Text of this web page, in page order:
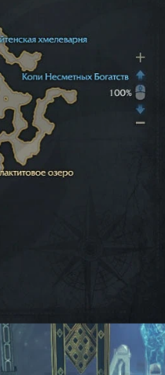
Перед этим нужно